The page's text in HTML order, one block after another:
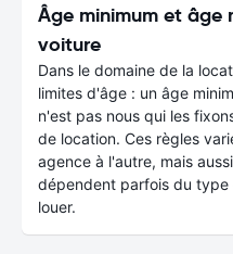
Âge minimum et âge
voiture
Dans le domaine de la
limites d'âge : un âge
n'est pas nous qui les
de location. Ces règles
agence à l'autre, mais
dépendent parfois du
louer.